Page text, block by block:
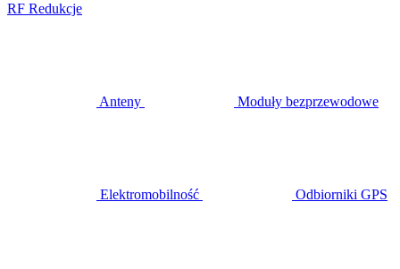
RF Redukcje
Anteny Moduły bezprzewodowe
Elektromobilność Odbiorniki GPS